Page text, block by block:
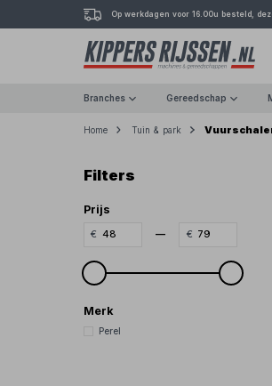
Op werkdagen voor 16.00u besteld,
Branches Gereedschap
Home Tuin & park
Filters
Prijs
—
Merk
Perel